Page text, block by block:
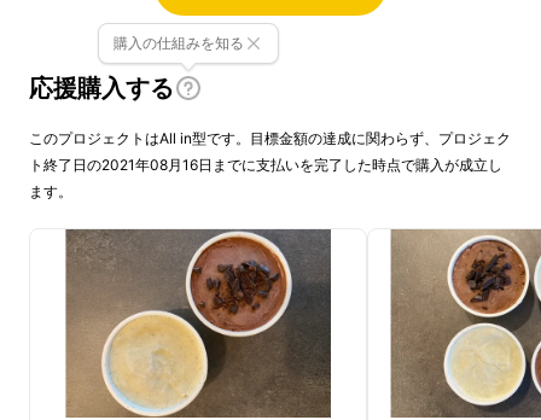
応援購入する
購入の仕組みを知る
このプロジェクトはAll in型です。目標金額の達成に関わらず、プロジェク
ト終了日の2021年08月16日までに支払いを完了した時点で購入が成立し
ます。